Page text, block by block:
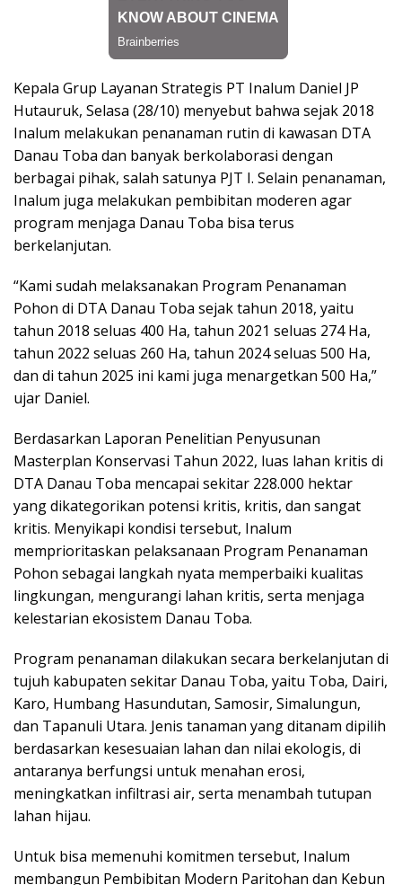
Kepala Grup Layanan Strategis PT Inalum Daniel JP
Hutauruk, Selasa (28/10) menyebut bahwa sejak 2018
Inalum melakukan penanaman rutin di kawasan DTA
Danau Toba dan banyak berkolaborasi dengan
berbagai pihak, salah satunya PJT I. Selain penanaman,
Inalum juga melakukan pembibitan moderen agar
program menjaga Danau Toba bisa terus
berkelanjutan.
“Kami sudah melaksanakan Program Penanaman
Pohon di DTA Danau Toba sejak tahun 2018, yaitu
tahun 2018 seluas 400 Ha, tahun 2021 seluas 274 Ha,
tahun 2022 seluas 260 Ha, tahun 2024 seluas 500 Ha,
dan di tahun 2025 ini kami juga menargetkan 500 Ha,”
ujar Daniel.
Berdasarkan Laporan Penelitian Penyusunan
Masterplan Konservasi Tahun 2022, luas lahan kritis di
DTA Danau Toba mencapai sekitar 228.000 hektar
yang dikategorikan potensi kritis, kritis, dan sangat
kritis. Menyikapi kondisi tersebut, Inalum
memprioritaskan pelaksanaan Program Penanaman
Pohon sebagai langkah nyata memperbaiki kualitas
lingkungan, mengurangi lahan kritis, serta menjaga
kelestarian ekosistem Danau Toba.
Program penanaman dilakukan secara berkelanjutan di
tujuh kabupaten sekitar Danau Toba, yaitu Toba, Dairi,
Karo, Humbang Hasundutan, Samosir, Simalungun,
dan Tapanuli Utara. Jenis tanaman yang ditanam dipilih
berdasarkan kesesuaian lahan dan nilai ekologis, di
antaranya berfungsi untuk menahan erosi,
meningkatkan infiltrasi air, serta menambah tutupan
lahan hijau.
Untuk bisa memenuhi komitmen tersebut, Inalum
membangun Pembibitan Modern Paritohan dan Kebun